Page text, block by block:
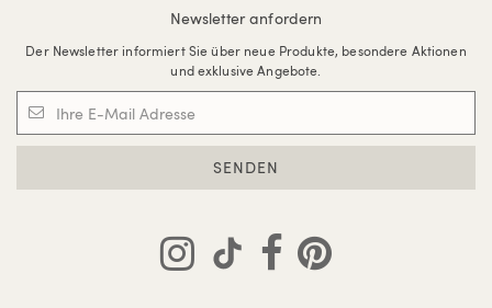
Newsletter anfordern
Der Newsletter informiert Sie über neue Produkte, besondere Aktionen
und exklusive Angebote.
SENDEN